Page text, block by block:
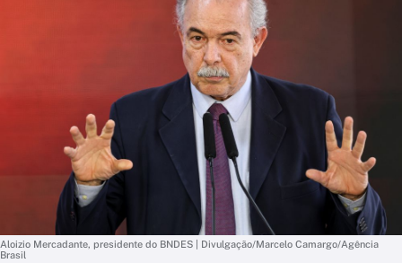
Aloizio Mercadante, presidente do BNDES | Divulgação/Marcelo Camargo/Agência
Brasil